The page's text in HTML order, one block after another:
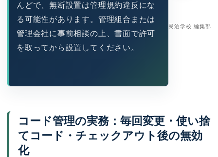
民泊学校 編集部
んどで、無断設置は管理規約違反にな
る可能性があります。管理組合または
管理会社に事前相談の上、書面で許可
を取ってから設置してください。
コード管理の実務：毎回変更・使い捨
てコード・チェックアウト後の無効
化